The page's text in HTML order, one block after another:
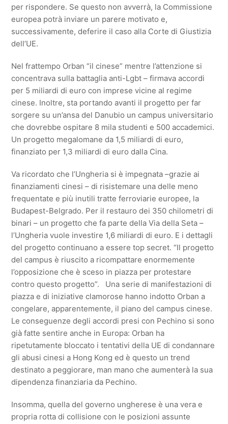
per rispondere. Se questo non avverrà, la Commissione
europea potrà inviare un parere motivato e,
successivamente, deferire il caso alla Corte di Giustizia
dell’UE.
Nel frattempo Orban “il cinese” mentre l’attenzione si
concentrava sulla battaglia anti-Lgbt – firmava accordi
per 5 miliardi di euro con imprese vicine al regime
cinese. Inoltre, sta portando avanti il progetto per far
sorgere su un’ansa del Danubio un campus universitario
che dovrebbe ospitare 8 mila studenti e 500 accademici.
Un progetto megalomane da 1,5 miliardi di euro,
finanziato per 1,3 miliardi di euro dalla Cina.
Va ricordato che l’Ungheria si è impegnata –grazie ai
finanziamenti cinesi – di risistemare una delle meno
frequentate e più inutili tratte ferroviarie europee, la
Budapest-Belgrado. Per il restauro dei 350 chilometri di
binari – un progetto che fa parte della Via della Seta –
l’Ungheria vuole investire 1,6 miliardi di euro. E i dettagli
del progetto continuano a essere top secret. “Il progetto
del campus è riuscito a ricompattare enormemente
l’opposizione che è sceso in piazza per protestare
contro questo progetto”. Una serie di manifestazioni di
piazza e di iniziative clamorose hanno indotto Orban a
congelare, apparentemente, il piano del campus cinese.
Le conseguenze degli accordi presi con Pechino si sono
già fatte sentire anche in Europa: Orban ha
ripetutamente bloccato i tentativi della UE di condannare
gli abusi cinesi a Hong Kong ed è questo un trend
destinato a peggiorare, man mano che aumenterà la sua
dipendenza finanziaria da Pechino.
Insomma, quella del governo ungherese è una vera e
propria rotta di collisione con le posizioni assunte